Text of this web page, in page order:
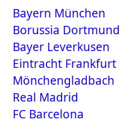
Bayern München
Borussia Dortmund
Bayer Leverkusen
Eintracht Frankfurt
Mönchengladbach
Real Madrid
FC Barcelona